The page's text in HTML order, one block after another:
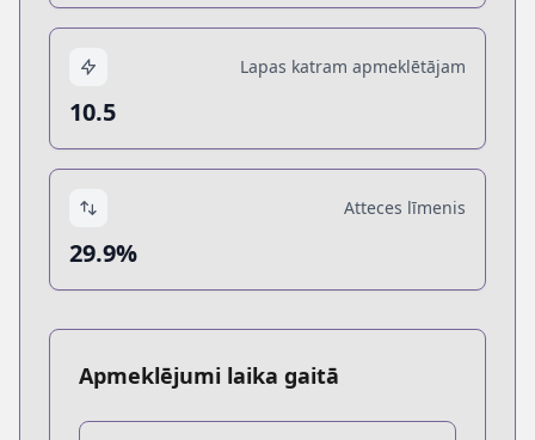
Lapas katram apmeklētājam
10.5
Atteces līmenis
29.9%
Apmeklējumi laika gaitā